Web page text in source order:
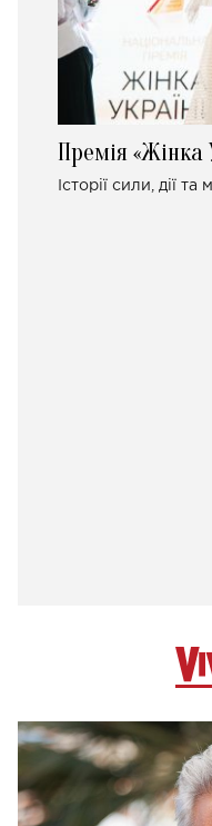
Премія «Жінка
Історії сили, дії